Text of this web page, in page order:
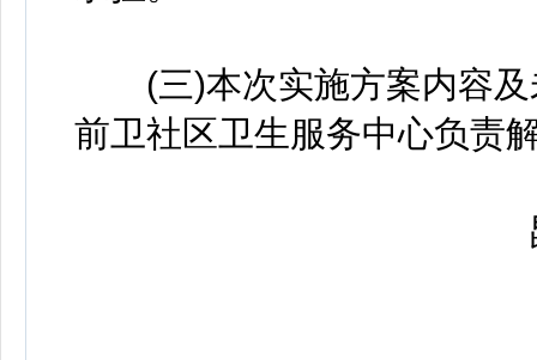
(三)本次实施方案内容及
前卫社区卫生服务中心负责
昆